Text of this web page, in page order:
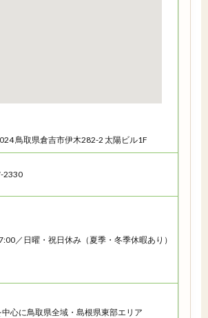
鳥取県倉吉市伊木282-2 太陽ビル1F
2330
／日曜・祝日休み（夏季・冬季休暇あり）
心に鳥取県全域・島根県東部エリア